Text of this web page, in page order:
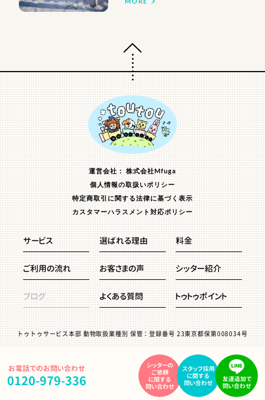
お電話でのお問い合わせ
0120-979-336
シッターの
ご依頼
に関する
問い合わせ
スタッフ採用
に関する
問い合わせ
友達追加で
問い合わせ
運営会社： 株式会社Mfuga
個人情報の取扱いポリシー
特定商取引に関する法律に基づく表示
カスタマーハラスメント対応ポリシー
サービス 選ばれる理由 料金
ご利用の流れ お客さまの声 シッター紹介
ブログ よくある質問 トゥトゥポイント
トゥトゥサービス本部 動物取扱業種別 保管：登録番号 23東京都保第008034号